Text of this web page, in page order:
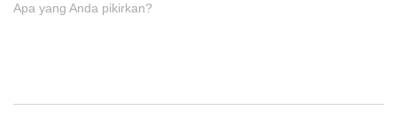
Apa yang Anda pikirkan?